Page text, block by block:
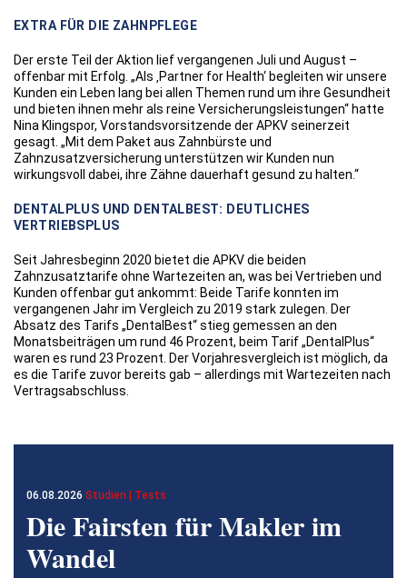
EXTRA FÜR DIE ZAHNPFLEGE
Der erste Teil der Aktion lief vergangenen Juli und August –
offenbar mit Erfolg. „Als ‚Partner for Health‘ begleiten wir unsere
Kunden ein Leben lang bei allen Themen rund um ihre Gesundheit
und bieten ihnen mehr als reine Versicherungsleistungen“ hatte
Nina Klingspor, Vorstandsvorsitzende der APKV seinerzeit
gesagt. „Mit dem Paket aus Zahnbürste und
Zahnzusatzversicherung unterstützen wir Kunden nun
wirkungsvoll dabei, ihre Zähne dauerhaft gesund zu halten.“
DENTALPLUS UND DENTALBEST: DEUTLICHES
VERTRIEBSPLUS
Seit Jahresbeginn 2020 bietet die APKV die beiden
Zahnzusatztarife ohne Wartezeiten an, was bei Vertrieben und
Kunden offenbar gut ankommt: Beide Tarife konnten im
vergangenen Jahr im Vergleich zu 2019 stark zulegen. Der
Absatz des Tarifs „DentalBest“ stieg gemessen an den
Monatsbeiträgen um rund 46 Prozent, beim Tarif „DentalPlus“
waren es rund 23 Prozent. Der Vorjahresvergleich ist möglich, da
es die Tarife zuvor bereits gab – allerdings mit Wartezeiten nach
Vertragsabschluss.
06.08.2026 Studien | Tests
Die Fairsten für Makler im
Wandel